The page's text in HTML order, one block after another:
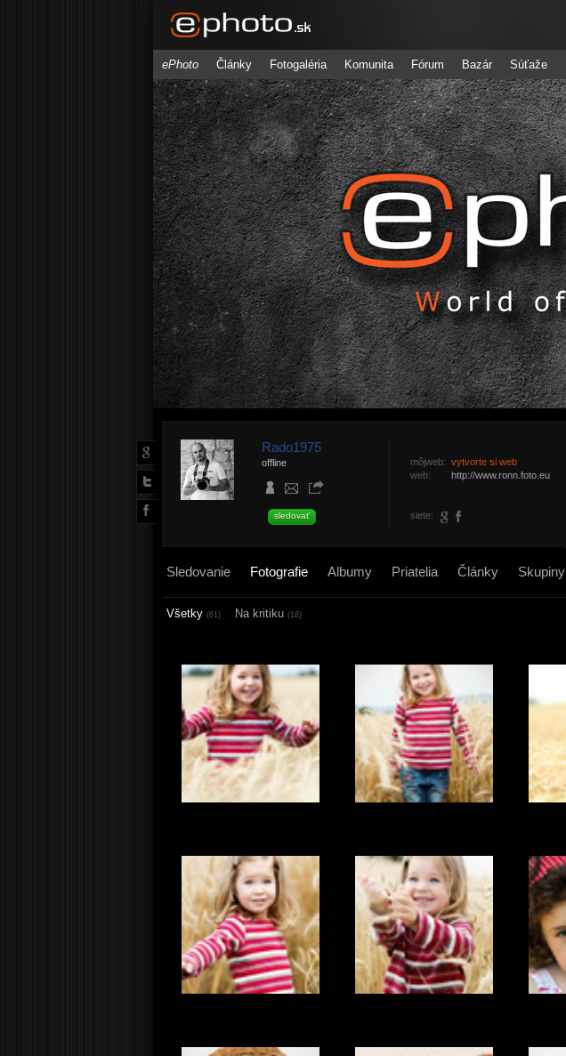
ePhoto Články Fotogaléria Komunita Fórum Bazár Súťaže
Rado1975
offline
sledovať
môjweb: vytvorte si web
web:
http://www.ronn.foto.eu
siete:
Sledovanie Fotografie Albumy Priatelia Články Skupiny
Všetky (61) Na kritiku (18)